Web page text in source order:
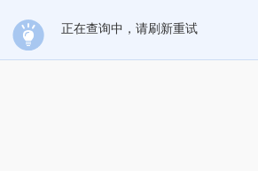
正在查询中，请刷新重试